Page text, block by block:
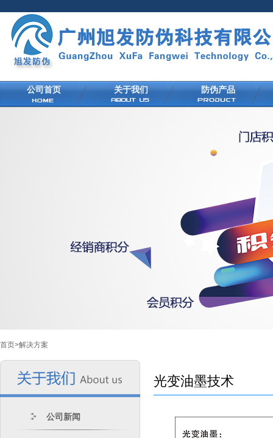
公司首页 关于我们 防伪产品
首页>解决方案
公司新闻
光变油墨技术